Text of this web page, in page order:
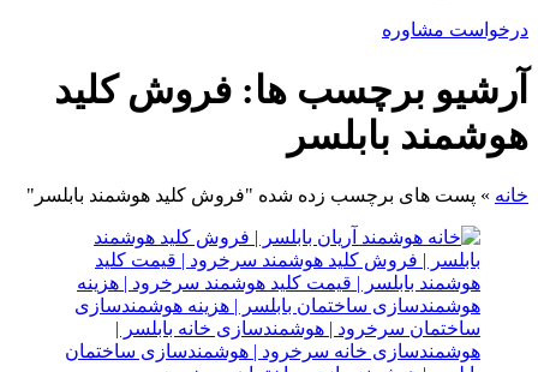
درخواست مشاوره
آرشیو برچسب ها: فروش کلید
هوشمند بابلسر
خانه » پست های برچسب زده شده "فروش کلید هوشمند بابلسر"